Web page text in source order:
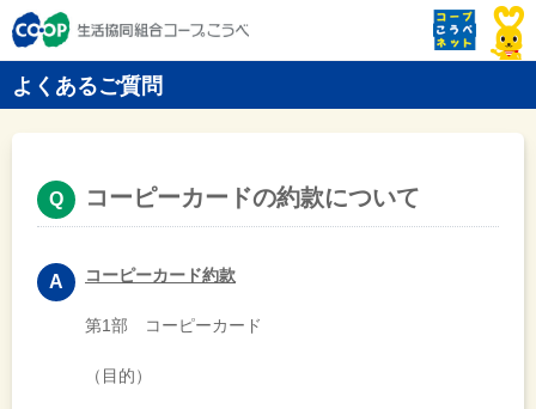
よくあるご質問
コーピーカードの約款について
コーピーカード約款
第1部 コーピーカード
（目的）